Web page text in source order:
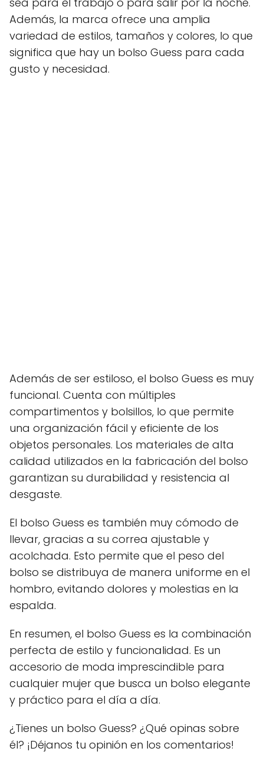
Además, la marca ofrece una amplia
variedad de estilos, tamaños y colores, lo que
significa que hay un bolso Guess para cada
gusto y necesidad.
Además de ser estiloso, el bolso Guess es muy
funcional. Cuenta con múltiples
compartimentos y bolsillos, lo que permite
una organización fácil y eficiente de los
objetos personales. Los materiales de alta
calidad utilizados en la fabricación del bolso
garantizan su durabilidad y resistencia al
desgaste.
El bolso Guess es también muy cómodo de
llevar, gracias a su correa ajustable y
acolchada. Esto permite que el peso del
bolso se distribuya de manera uniforme en el
hombro, evitando dolores y molestias en la
espalda.
En resumen, el bolso Guess es la combinación
perfecta de estilo y funcionalidad. Es un
accesorio de moda imprescindible para
cualquier mujer que busca un bolso elegante
y práctico para el día a día.
¿Tienes un bolso Guess? ¿Qué opinas sobre
él? ¡Déjanos tu opinión en los comentarios!